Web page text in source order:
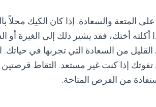
المتعة والسعادة. إذا كان الكيك محلاً
إذا أكلته أختك، فقد يشير ذلك إلى الغيرة
القليل من السعادة التي تجربها في
تفوتك إذا كنت غير مستعد. التقاط
من الفرص المتاحة.